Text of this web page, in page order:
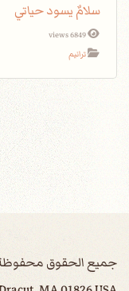
سلامٌ يسود حياتي
6849 views
ترانيم
جميع الحقوق